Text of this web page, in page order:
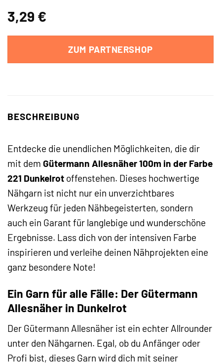
3,29 €
ZUM PARTNERSHOP
BESCHREIBUNG
Entdecke die unendlichen Möglichkeiten, die dir
mit dem Gütermann Allesnäher 100m in der Farbe
221 Dunkelrot offenstehen. Dieses hochwertige
Nähgarn ist nicht nur ein unverzichtbares
Werkzeug für jeden Nähbegeisterten, sondern
auch ein Garant für langlebige und wunderschöne
Ergebnisse. Lass dich von der intensiven Farbe
inspirieren und verleihe deinen Nähprojekten eine
ganz besondere Note!
Ein Garn für alle Fälle: Der Gütermann
Allesnäher in Dunkelrot
Der Gütermann Allesnäher ist ein echter Allrounder
unter den Nähgarnen. Egal, ob du Anfänger oder
Profi bist, dieses Garn wird dich mit seiner